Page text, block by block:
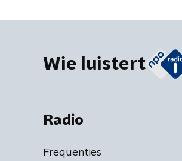
Wie luistert
Radio
Frequenties